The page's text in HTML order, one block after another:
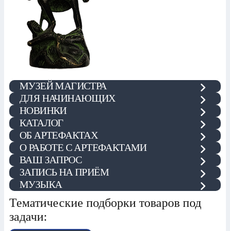
МУЗЕЙ МАГИСТРА
ДЛЯ НАЧИНАЮЩИХ
НОВИНКИ
КАТАЛОГ
ОБ АРТЕФАКТАХ
О РАБОТЕ С АРТЕФАКТАМИ
ВАШ ЗАПРОС
ЗАПИСЬ НА ПРИЁМ
МУЗЫКА
Тематические подборки товаров под
задачи: